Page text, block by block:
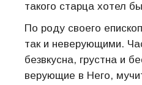
такого старца хотел
По роду своего
так и неверующими.
безвкусна, грустна и
верующие в Него,